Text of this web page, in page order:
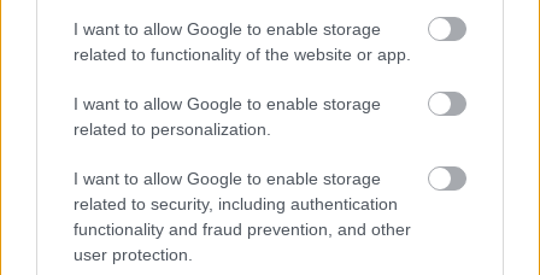
I want to allow Google to enable storage
related to functionality of the website or app.
I want to allow Google to enable storage
related to personalization.
I want to allow Google to enable storage
related to security, including authentication
functionality and fraud prevention, and other
user protection.
ΔΙΑΒΑΣΕ ΑΚΟΜΗ:
φιλοδοξίες...»
Άρης: Ενώνει τις δυνάμεις του με κορυφαίο αθλητικό